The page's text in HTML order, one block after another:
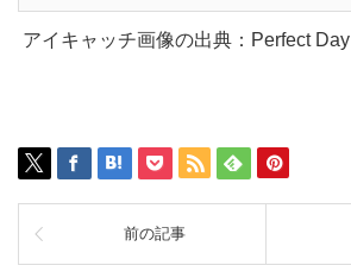
アイキャッチ画像の出典：Perfect Day
前の記事